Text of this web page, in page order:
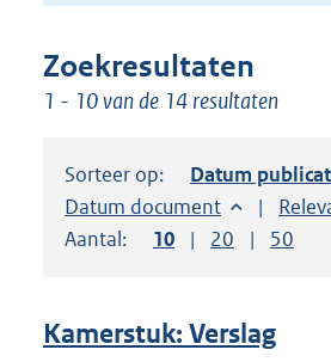
suggesties.
Druk
om
uw
Zoekresultaten
1 - 10 van de 14 resultaten
Sorteer op: Sorteer op:
Datum
Sorteer op:
Datum document
Aantal:
Toon
10 resultaten per
Toon
20 resultaten
Toon
50
Kamerstuk: Verslag